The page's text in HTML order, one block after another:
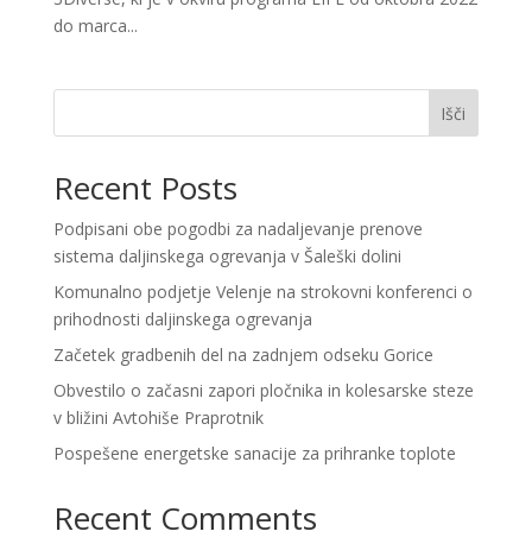
do marca...
Išči
Recent Posts
Podpisani obe pogodbi za nadaljevanje prenove
sistema daljinskega ogrevanja v Šaleški dolini
Komunalno podjetje Velenje na strokovni konferenci o
prihodnosti daljinskega ogrevanja
Začetek gradbenih del na zadnjem odseku Gorice
Obvestilo o začasni zapori pločnika in kolesarske steze
v bližini Avtohiše Praprotnik
Pospešene energetske sanacije za prihranke toplote
Recent Comments